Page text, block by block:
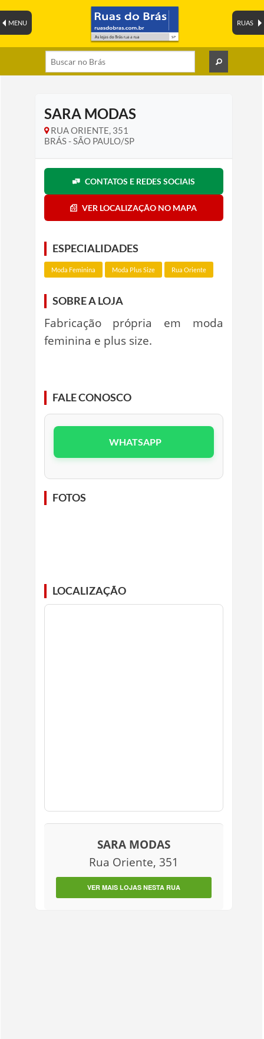
RUAS
MENU
SARA MODAS
RUA ORIENTE, 351
BRÁS - SÃO PAULO/SP
CONTATOS E REDES SOCIAIS
VER LOCALIZAÇÃO NO MAPA
ESPECIALIDADES
Moda Feminina Moda Plus Size Rua Oriente
SOBRE A LOJA
Fabricação própria em moda
feminina e plus size.
FALE CONOSCO
WHATSAPP
FOTOS
LOCALIZAÇÃO
SARA MODAS
Rua Oriente, 351
VER MAIS LOJAS NESTA RUA